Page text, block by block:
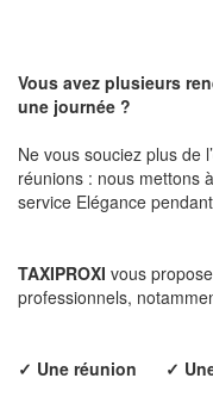
Vous avez plusieurs
une journée ?
Ne vous souciez plus de
réunions : nous mettons
service Elégance
TAXIPROXI vous
professionnels,
✓ Une réunion ✓